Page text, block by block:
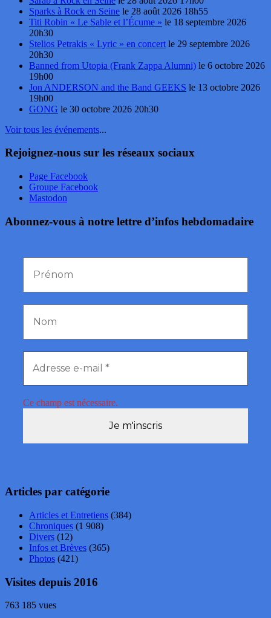
Sparks à Rock en Seine le 28 août 2026 18h55
Titi Robin « Le Sable et l’Écume » le 18 septembre 2026
20h30
Stelios Petrakis « Lyric » en concert le 29 septembre 2026
20h30
Banned from Utopia (Frank Zappa Alumni) le 6 octobre 2026
19h00
Jon ANDERSON and the Band GEEKS le 13 octobre 2026
19h00
GONG le 30 octobre 2026 20h30
Voir tous les événements...
Rejoignez-nous sur les réseaux sociaux
Page Facebook
Groupe Facebook
Mastodon
Abonnez-vous à notre lettre d’infos hebdomadaire
Ce champ est nécessaire.
Articles par catégorie
Articles et Entretiens (384)
Chroniques (1 908)
Divers (12)
Infos et Brèves (365)
Photos (421)
Visites depuis 2016
763 185 vues